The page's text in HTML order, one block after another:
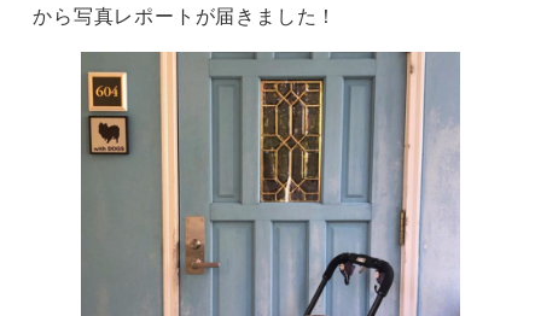
から写真レポートが届きました！